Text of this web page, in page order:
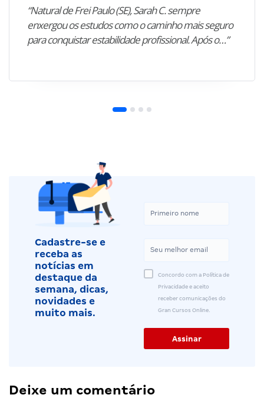
“Natural de Frei Paulo (SE), Sarah C. sempre
enxergou os estudos como o caminho mais seguro
para conquistar estabilidade profissional. Após o…”
Cadastre-se e
receba as
notícias em
destaque da
semana, dicas,
novidades e
muito mais.
Concordo com a Política de
Privacidade e aceito
receber comunicações do
Gran Cursos Online.
Deixe um comentário